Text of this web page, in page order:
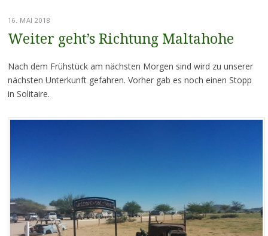
16. MAI 2018
Weiter geht’s Richtung Maltahohe
Nach dem Frühstück am nächsten Morgen sind wird zu unserer
nächsten Unterkunft gefahren. Vorher gab es noch einen Stopp
in Solitaire.